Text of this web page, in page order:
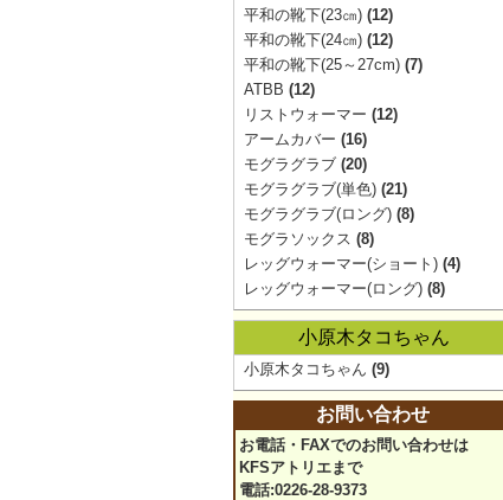
平和の靴下(23㎝) (12)
平和の靴下(24㎝) (12)
平和の靴下(25～27cm) (7)
ATBB (12)
リストウォーマー (12)
アームカバー (16)
モグラグラブ (20)
モグラグラブ(単色) (21)
モグラグラブ(ロング) (8)
モグラソックス (8)
レッグウォーマー(ショート) (4)
レッグウォーマー(ロング) (8)
小原木タコちゃん
小原木タコちゃん (9)
お問い合わせ
お電話・FAXでのお問い合わせは
KFSアトリエまで
電話:0226-28-9373